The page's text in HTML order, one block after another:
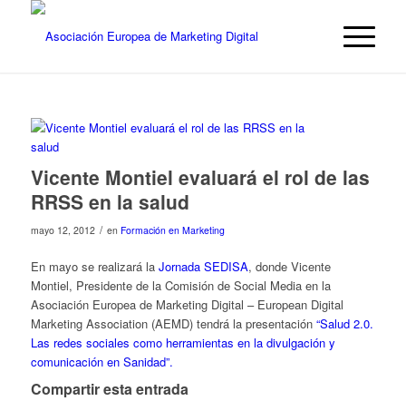
Vicente Montiel evaluará el rol de las
RRSS en la salud
mayo 12, 2012 / en Formación en Marketing
En mayo se realizará la Jornada SEDISA, donde Vicente
Montiel, Presidente de la Comisión de Social Media en la
Asociación Europea de Marketing Digital – European Digital
Marketing Association (AEMD)tendrá la presentación “Salud 2.0.
Las redes sociales como herramientas en la divulgación y
comunicación en Sanidad”.
Compartir esta entrada